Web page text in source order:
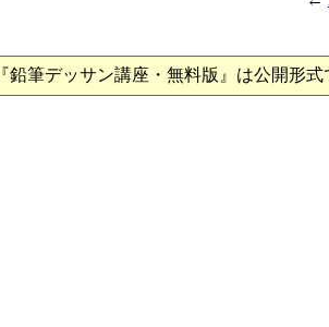
『鉛筆デッサン講座・無料版』は公開形